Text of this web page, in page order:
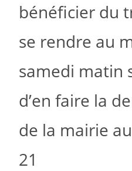
bénéficier du
se rendre au
samedi matin
d’en faire la
de la mairie
21